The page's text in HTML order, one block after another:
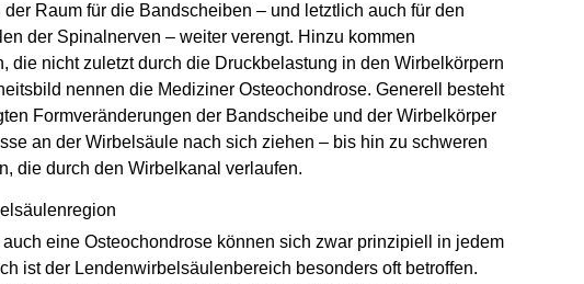
Raum für die Bandscheiben – und letztlich auch für den
der Spinalnerven – weiter verengt. Hinzu kommen
die nicht zuletzt durch die Druckbelastung in den Wirbelkörpern
nennen die Mediziner Osteochondrose. Generell besteht
Formveränderungen der Bandscheibe und der Wirbelkörper
an der Wirbelsäule nach sich ziehen – bis hin zu schweren
die durch den Wirbelkanal verlaufen.
eine Osteochondrose können sich zwar prinzipiell in jedem
ist der Lendenwirbelsäulenbereich besonders oft betroffen.